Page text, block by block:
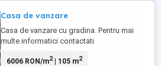
Casa de vanzare
Casa de vanzare cu gradina. Pentru mai
multe informatici contactati
6006 RON/m2| 105 m2